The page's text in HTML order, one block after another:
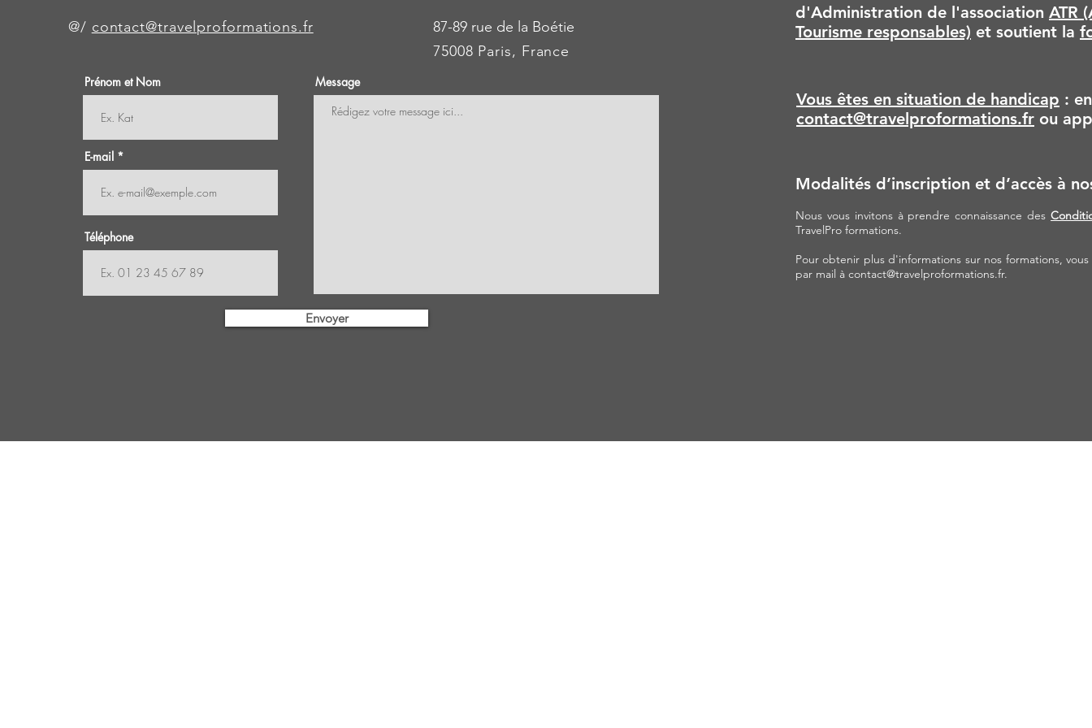
@/ contact@travelproformations.fr
87-89 rue de la Boétie
75008 Paris, France
Prénom et Nom
E-mail
Téléphone
Message
Envoyer
d'Administration de l'association ATR
Tourisme responsables) et soutient la
Vous êtes en situation de handicap :
contact@travelproformations.fr ou
Modalités d’inscription et d’accès à
Nous vous invitons à prendre connaissance des
TravelPro formations.
Pour obtenir plus d'informations sur nos formations,
par mail à contact@travelproformations.fr.